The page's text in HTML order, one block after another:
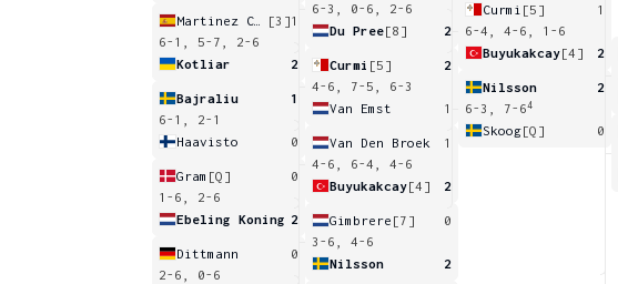
[3]1
6-1, 5-7, 2-6
Kotliar
2
Bajraliu
1
6-1, 2-1
Haavisto
0
Gram [Q]
0
1-6, 2-6
Ebeling Koning 2
Dittmann
0
2-6, 0-6
6-3, 0-6, 2-6
Du Pree[8] 2
Curmi [5]
2
4-6, 7-5, 6-3
Van Emst
1
Van Den Broek
1
4-6, 6-4, 4-6
Buyukakcay[4] 2
Gimbrere [7]
0
3-6, 4-6
Nilsson
2
Curmi [5]
1
6-4, 4-6, 1-6
Buyukakcay[4] 2
Nilsson
2
6-3, 7-64
Skoog[Q] 0